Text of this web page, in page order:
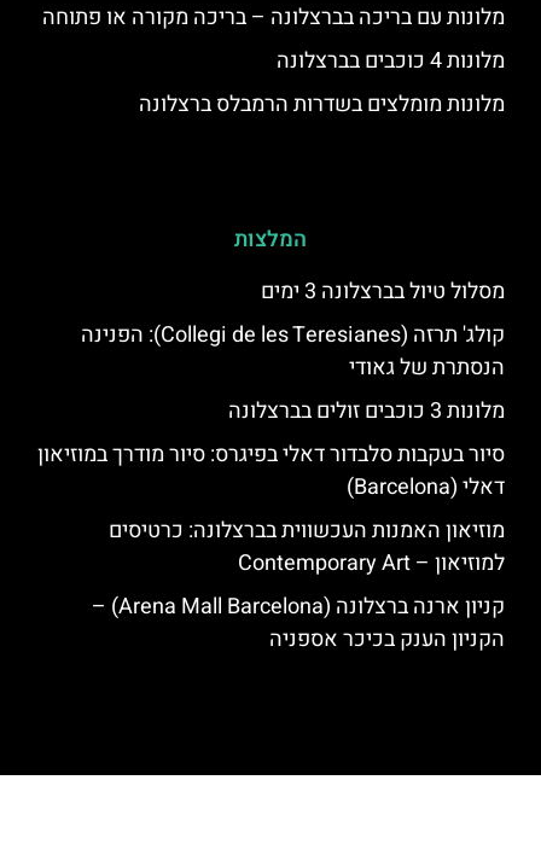
מלונות עם בריכה בברצלונה – בריכה מקורה או פתוחה
מלונות 4 כוכבים בברצלונה
מלונות מומלצים בשדרות הרמבלס ברצלונה
המלצות
מסלול טיול בברצלונה 3 ימים
קולג' תרזה (Collegi de les Teresianes): הפנינה
הנסתרת של גאודי
מלונות 3 כוכבים זולים בברצלונה
סיור בעקבות סלבדור דאלי בפיגרס: סיור מודרך במוזיאון
דאלי (Barcelona)
מוזיאון האמנות העכשווית בברצלונה: כרטיסים
למוזיאון – Contemporary Art
קניון ארנה ברצלונה (Arena Mall Barcelona) –
הקניון הענק בכיכר אספניה